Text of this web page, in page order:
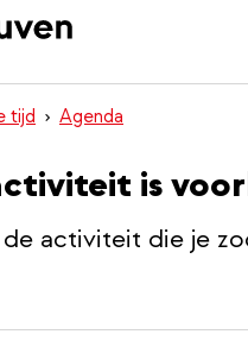
tijd Agenda
is
activiteit die je